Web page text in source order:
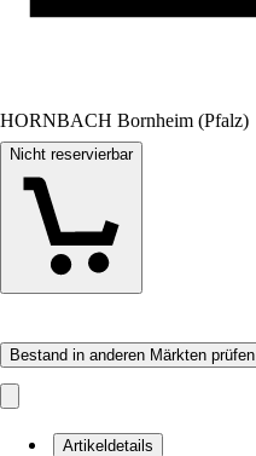
HORNBACH Bornheim (Pfalz)
Nicht reservierbar
Bestand in anderen Märkten prüfen
Artikeldetails